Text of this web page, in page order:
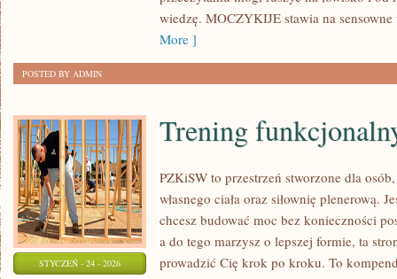
wiedzę. MOCZYKIJE stawia na
More ]
POSTED BY ADMIN
STYCZEŃ - 24 - 2026
Trening
PZKiSW to przestrzeń stworzone dla
własnego ciała oraz siłownię plenerową.
chcesz budować moc bez konieczności
a do tego marzysz o lepszej formie, ta
prowadzić Cię krok po kroku. To